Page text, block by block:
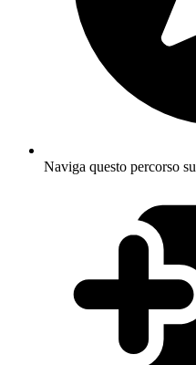
Naviga questo percorso su